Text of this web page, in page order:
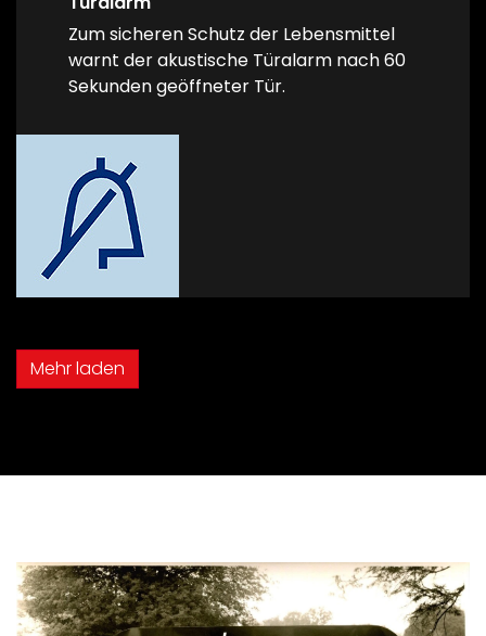
Zum sicheren Schutz der Lebensmittel
warnt der akustische Türalarm nach 60
Sekunden geöffneter Tür.
Mehr laden